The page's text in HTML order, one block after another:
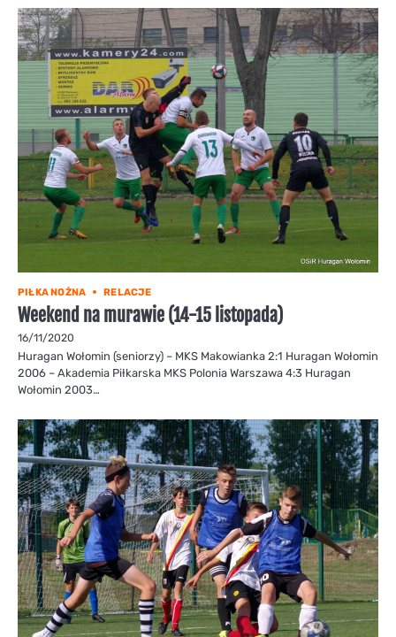
PIŁKA NOŻNA RELACJE
Weekend na murawie (14-15 listopada)
16/11/2020
Huragan Wołomin (seniorzy) – MKS Makowianka 2:1 Huragan Wołomin
2006 – Akademia Piłkarska MKS Polonia Warszawa 4:3 Huragan
Wołomin 2003…